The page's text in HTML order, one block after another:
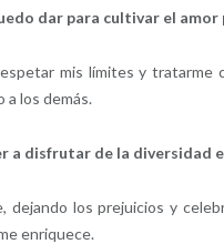
dar para cultivar el amor
mis límites y tratarme
los demás.
a disfrutar de la diversidad
dejando los prejuicios y
enriquece.